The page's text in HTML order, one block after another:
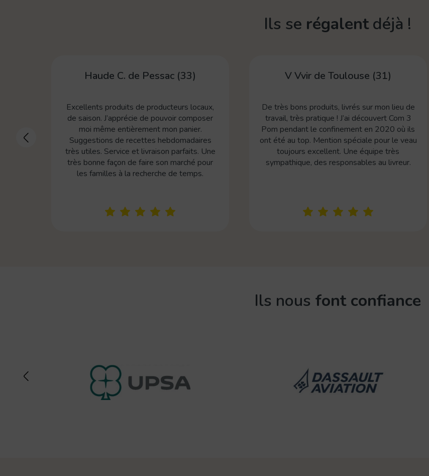
Ils se régalentdéjà !
V Vvir de Toulouse (31)
De très bons produits, livrés sur mon lieu de
travail, très pratique ! J’ai découvert Com 3
Pom pendant le confinement en 2020 où ils
ont été au top. Mention spéciale pour le veau
toujours excellent. Une équipe très
sympathique, des responsables au livreur.
Noa B. de Moirax (47)
Une entreprise qui propose un service qui
nous facilite la vie, qui nous permet d'avoir
une alimentation saine et variée, avec une
équipe au top !
Ils nous font confiance